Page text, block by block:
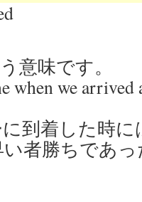
意味です。
when we arrived
到着した時
者勝ちであ